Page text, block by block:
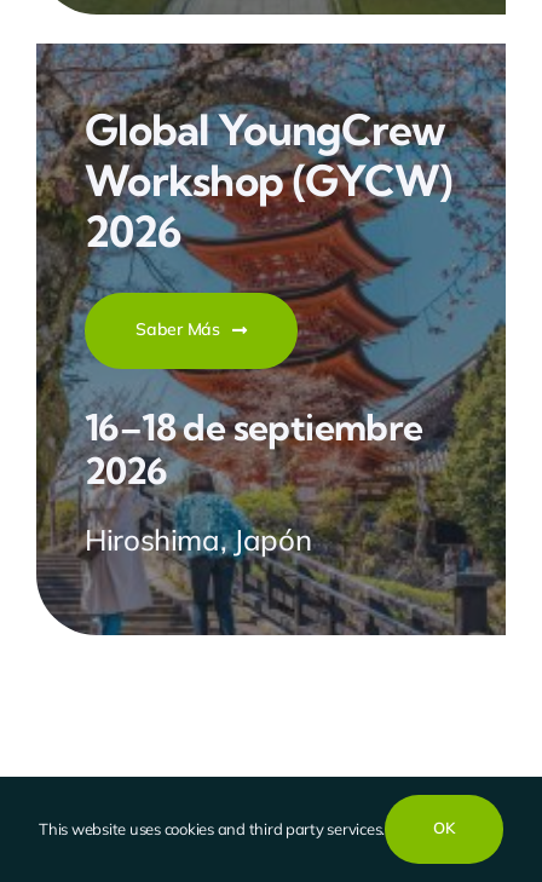
Global YoungCrew
Workshop(GYCW)
2026
Saber Más
16–18 de septiembre
2026
Hiroshima, Japón
This website uses cookies and third party services. OK